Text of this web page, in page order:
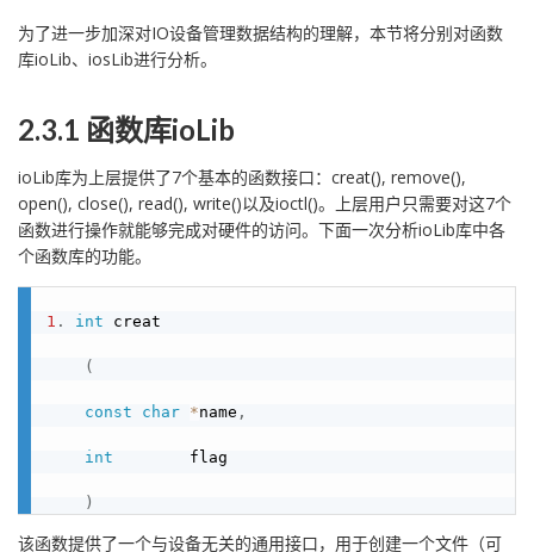
为了进一步加深对IO设备管理数据结构的理解，本节将分别对函数
库ioLib、iosLib进行分析。
2.3.1 函数库ioLib
ioLib库为上层提供了7个基本的函数接口：creat(), remove(),
open(), close(), read(), write()以及ioctl()。上层用户只需要对这7个
函数进行操作就能够完成对硬件的访问。下面一次分析ioLib库中各
个函数库的功能。
1 . int creat
(
const char *name ,
int
        flag
)
该函数提供了一个与设备无关的通用接口，用于创建一个文件（可